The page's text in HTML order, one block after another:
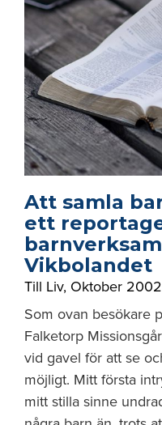
Att samla
ett
Vikbolandet
Till Liv, Oktober 2002
Som ovan besökare
Falketorp
vid gavel för att se
möjligt. Mitt första
mitt stilla sinne